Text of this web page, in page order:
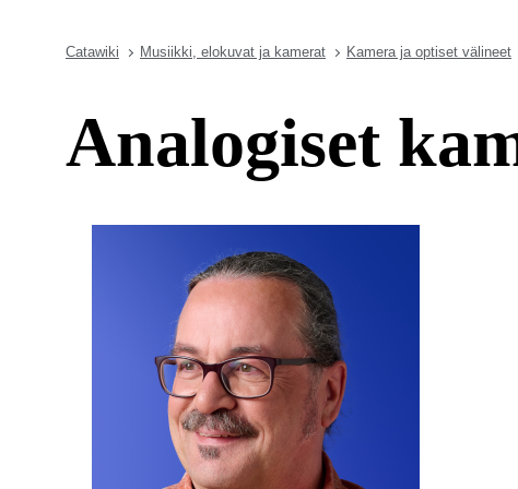
Catawiki Musiikki, elokuvat ja kamerat Kamera ja optiset välineet
Analogiset